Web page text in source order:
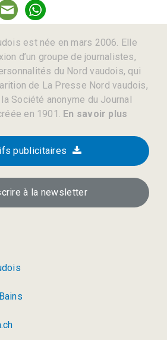
est née en mars 2006. Elle
d’un groupe de journalistes,
du Nord vaudois, qui
de La Presse Nord vaudois,
Société anonyme du Journal
en 1901. En savoir plus
publicitaires
à la newsletter